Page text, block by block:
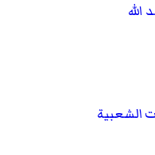
الشعبية